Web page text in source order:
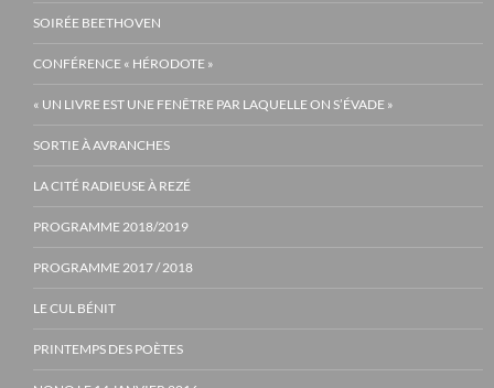
SOIRÉE BEETHOVEN
CONFÉRENCE « HÉRODOTE »
« UN LIVRE EST UNE FENÊTRE PAR LAQUELLE ON S’ÉVADE »
SORTIE À AVRANCHES
LA CITÉ RADIEUSE À REZÉ
PROGRAMME 2018/2019
PROGRAMME 2017 / 2018
LE CUL BÉNIT
PRINTEMPS DES POÈTES